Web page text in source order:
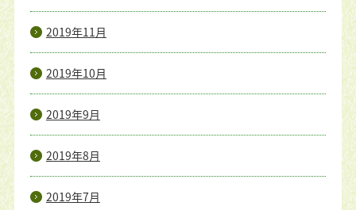
2019年11月
2019年10月
2019年9月
2019年8月
2019年7月